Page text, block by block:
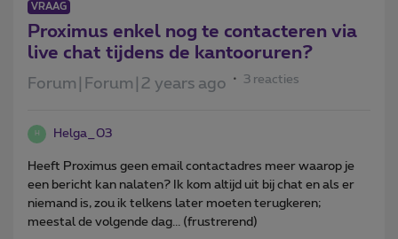
VRAAG
Proximus enkel nog te contacteren via
live chat tijdens de kantooruren?
Forum|Forum|2 years ago 3 reacties
H Helga_03
Heeft Proximus geen email contactadres meer waarop je
een bericht kan nalaten? Ik kom altijd uit bij chat en als er
niemand is, zou ik telkens later moeten terugkeren;
meestal de volgende dag... (frustrerend)